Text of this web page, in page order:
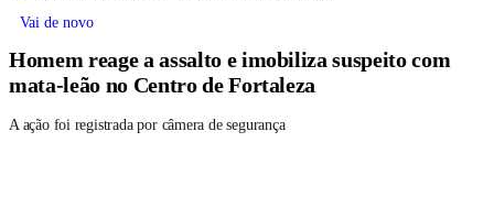
Vai de novo
Homem reage a assalto e imobiliza suspeito com
mata-leão no Centro de Fortaleza
A ação foi registrada por câmera de segurança